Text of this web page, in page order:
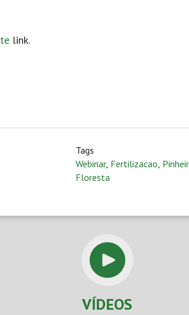
link.
Tags
Webinar, Fertilizacao,
Floresta
VÍDEOS